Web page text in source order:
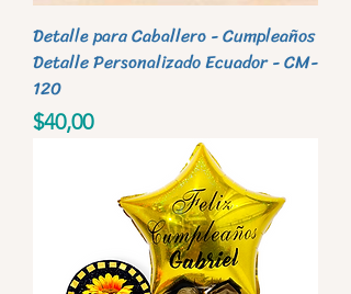
Detalle para Caballero - Cumpleaños
Detalle Personalizado Ecuador - CM-
120
Precio
$40,00